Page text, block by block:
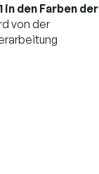
den Farben der
von der